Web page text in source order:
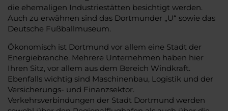
die ehemaligen Industriestätten besichtigt werden.
Auch zu erwähnen sind das Dortmunder „U“ sowie das
Deutsche Fußballmuseum.
Ökonomisch ist Dortmund vor allem eine Stadt der
Energiebranche. Mehrere Unternehmen haben hier
Ihren Sitz, vor allem aus dem Bereich Windkraft.
Ebenfalls wichtig sind Maschinenbau, Logistik und der
Versicherungs- und Finanzsektor.
Verkehrsverbindungen der Stadt Dortmund werden